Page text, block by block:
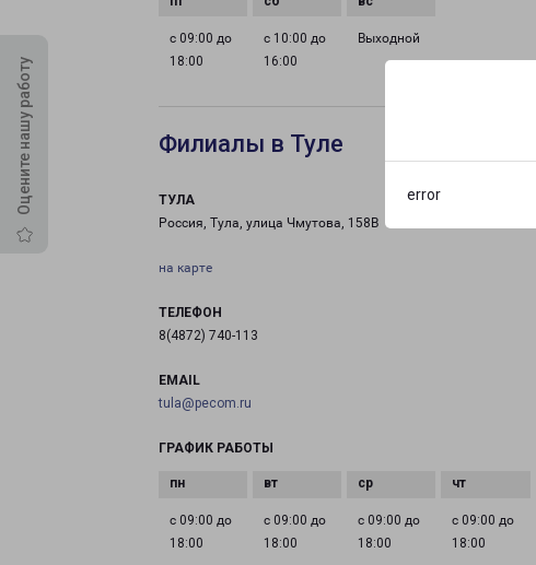
error
Оцените нашу работу
с 09:00 до
18:00
с 10:00 до
16:00
Выходной
Филиалы в Туле
ТУЛА
Россия, Тула, улица Чмутова, 158В
на карте
ТЕЛЕФОН
8(4872) 740-113
EMAIL
tula@pecom.ru
ГРАФИК РАБОТЫ
с 09:00 до
18:00
с 09:00 до
18:00
с 09:00 до
18:00
с 09:00 до
18:00